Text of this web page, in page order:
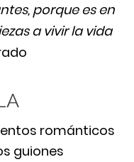
porque es en
a vivir la vida
románticos
guiones